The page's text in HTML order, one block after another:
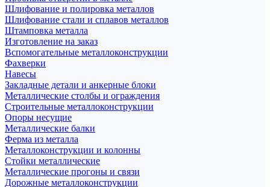
Шлифование и полировка металлов
Шлифование стали и сплавов металлов
Штамповка металла
Изготовление на заказ
Вспомогательные металлоконструкции
Фахверки
Навесы
Закладные детали и анкерные блоки
Металлические столбы и ограждения
Строительные металлоконструкции
Опоры несущие
Металлические балки
Ферма из металла
Металлоконструкции и колонны
Стойки металлические
Металлические прогоны и связи
Дорожные металлоконструкции